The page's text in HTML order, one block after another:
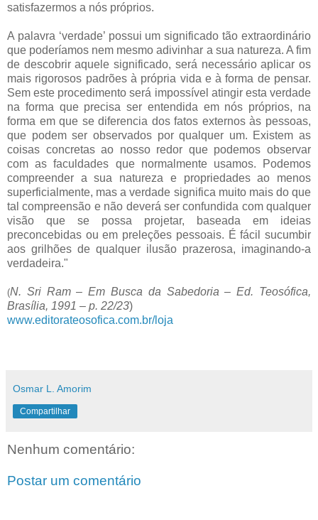
satisfazermos a nós próprios.
A palavra ‘verdade’ possui um significado tão extraordinário
que poderíamos nem mesmo adivinhar a sua natureza. A fim
de descobrir aquele significado, será necessário aplicar os
mais rigorosos padrões à própria vida e à forma de pensar.
Sem este procedimento será impossível atingir esta verdade
na forma que precisa ser entendida em nós próprios, na
forma em que se diferencia dos fatos externos às pessoas,
que podem ser observados por qualquer um. Existem as
coisas concretas ao nosso redor que podemos observar
com as faculdades que normalmente usamos. Podemos
compreender a sua natureza e propriedades ao menos
superficialmente, mas a verdade significa muito mais do que
tal compreensão e não deverá ser confundida com qualquer
visão que se possa projetar, baseada em ideias
preconcebidas ou em preleções pessoais. É fácil sucumbir
aos grilhões de qualquer ilusão prazerosa, imaginando-a
verdadeira."
(N. Sri Ram – Em Busca da Sabedoria – Ed. Teosófica,
Brasília, 1991 – p. 22/23)
www.editorateosofica.com.br/loja
Osmar L. Amorim
Compartilhar
Nenhum comentário:
Postar um comentário